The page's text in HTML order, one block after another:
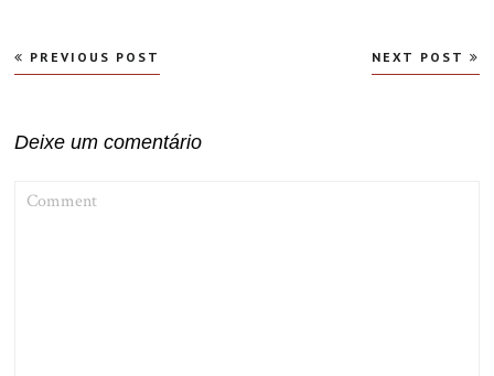
Navegação
de
PREVIOUS POST NEXT POST
Deixe um comentário